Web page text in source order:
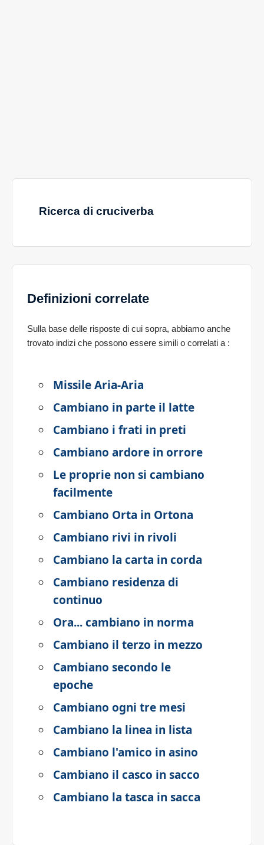
Ricerca di cruciverba
Definizioni correlate
Sulla base delle risposte di cui sopra, abbiamo anche
trovato indizi che possono essere simili o correlati a :
Missile Aria-Aria
Cambiano in parte il latte
Cambiano i frati in preti
Cambiano ardore in orrore
Le proprie non si cambiano
facilmente
Cambiano Orta in Ortona
Cambiano rivi in rivoli
Cambiano la carta in corda
Cambiano residenza di
continuo
Ora... cambiano in norma
Cambiano il terzo in mezzo
Cambiano secondo le
epoche
Cambiano ogni tre mesi
Cambiano la linea in lista
Cambiano l'amico in asino
Cambiano il casco in sacco
Cambiano la tasca in sacca